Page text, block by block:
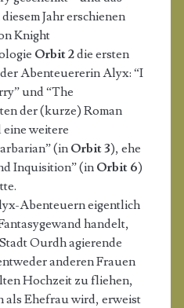
Jahr erschienen
Knight
Orbit 2die ersten
Abenteuererin Alyx: “I
und “The
der (kurze) Roman
eine weitere
(inOrbit 3), ehe
Inquisition” (in Orbit 6)
Abenteuern eigentlich
handelt,
Ourdh agierende
anderen Frauen
Hochzeit zu fliehen,
als Ehefrau wird, erweist